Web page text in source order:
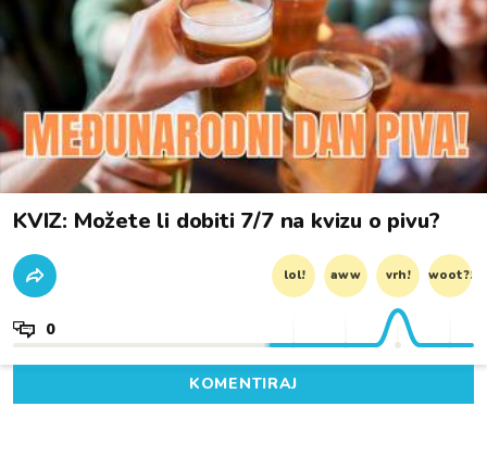
KVIZ: Možete li dobiti 7/7 na kvizu o pivu?
lol! aww vrh! woot?!
0
KOMENTIRAJ